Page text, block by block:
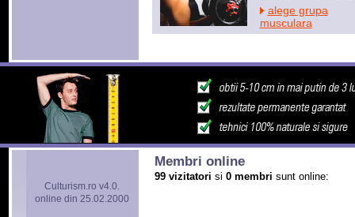
alege grupa
musculara
Culturism.ro v4.0.
online din 25.02.2000
Membri online
99 vizitatori si 0 membri sunt online: